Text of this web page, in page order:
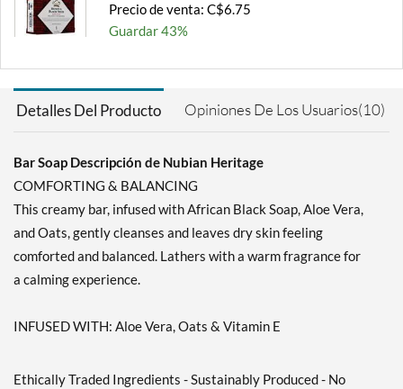
Precio de venta: C$6.75
Guardar 43%
Indian Hemp & Haitian
Vetiver 5 oz
Guardar 43%
Patchouli & Buriti 5 oz
Precio de venta: C$6.75
Guardar 43%
Raw Shea Butter 5 oz
Guardar 43%
Detalles Del Producto Opiniones De Los Usuarios(10)
Bar Soap Descripción de Nubian Heritage
COMFORTING & BALANCING
This creamy bar, infused with African Black Soap, Aloe Vera,
and Oats, gently cleanses and leaves dry skin feeling
comforted and balanced. Lathers with a warm fragrance for
a calming experience.
INFUSED WITH: Aloe Vera, Oats & Vitamin E
Ethically Traded Ingredients - Sustainably Produced - No